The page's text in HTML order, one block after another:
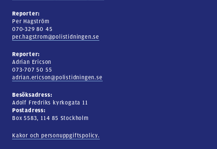
Reporter:
Per Hagström
070-329 80 45
per.hagstrom@polistidningen.se
Reporter:
Adrian Ericson
073-707 50 55
adrian.ericson@polistidningen.se
Besöksadress:
Adolf Fredriks kyrkogata 11
Postadress:
Box 5583, 114 85 Stockholm
Kakor och personuppgiftspolicy.